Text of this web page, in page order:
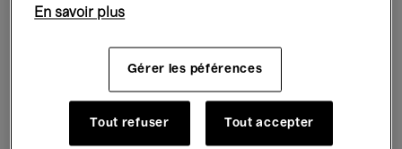
Musique électronique
En savoir plus
Gérer les péférences
Tout refuser Tout accepter